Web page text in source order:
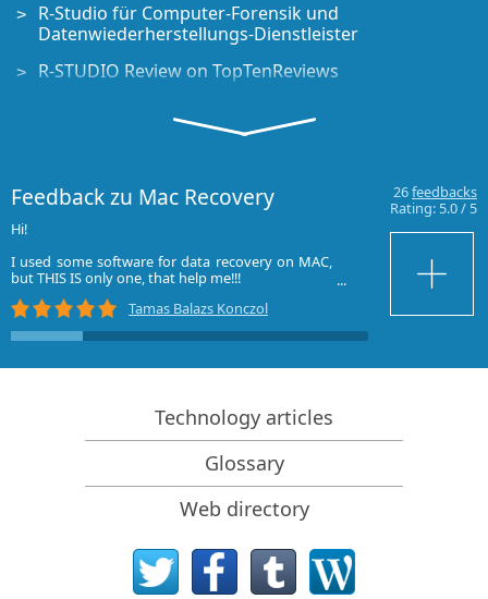
R-Studio für Computer-Forensik und
Datenwiederherstellungs-Dienstleister
R-STUDIO Review on TopTenReviews
Vorab-Einschätzung der Erfolgsaussichten bei
Wiederherstellung überschriebener Daten
Notfall-Dateiwiederherstellung mit R-Studio
Emergency
funktionsfähigen Computer
Dateiwiederherstellung von einem Computer, der
Laufwerke vor der Dateiwiederherstellung klonen
HD-Videowiederherstellung von SD-Karten
Dateiwiederherstellung von einem nicht bootfähigen
Feedback zu Mac Recovery 26feedbacks
Rating: 5.0/ 5
Hi!
I used some software for data recovery on MAC,
but THIS IS only one, that help me!!!
THX :)
bye
Tamas Balazs Konczol
Consiglio
riuscito a
recuperato 4
provato anche
Grazie
Technology articles
Glossary
Web directory